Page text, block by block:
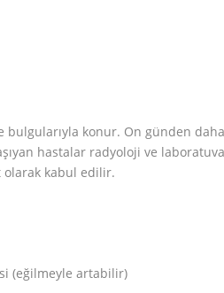
bulgularıyla konur. On günden
hastalar radyoloji ve
kabul edilir.
(eğilmeyle artabilir)